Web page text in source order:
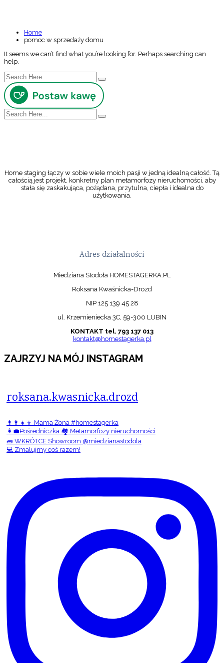
Home
pomoc w sprzedaży domu
It seems we can’t find what you’re looking for. Perhaps searching can
help.
Home staging łączy w sobie wiele moich pasji w jedną idealną całość. Tą
całością jest projekt, konkretny plan metamorfozy nieruchomości, aby
stała się zaskakująca, pożądana, przytulna, ciepła i idealna do
użytkowania.
Adres działalności
Miedziana Stodoła HOMESTAGERKA.PL
Roksana Kwaśnicka-Drozd
NIP 125 139 45 28
ul. Krzemieniecka 3C, 59-300 LUBIN
KONTAKT tel. 793 137 013
kontakt@homestagerka.pl
ZAJRZYJ NA MÓJ INSTAGRAM
roksana.kwasnicka.drozd
👨‍👩‍👧‍👦 Mama Żona #homestagerka
👩‍💼Pośredniczka 🏘️ Metamorfozy nieruchomości
🧱 WKRÓTCE Showroom @miedzianastodola
💻 Zmalujmy coś razem!